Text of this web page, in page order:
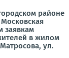
районе
заявкам
в жилом
ул.